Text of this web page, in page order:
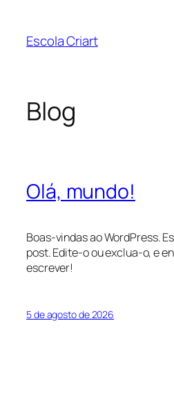
Escola Criart
Blog
Olá, mundo!
Boas-vindas ao WordPress.
post. Edite-o ou exclua-o, e
escrever!
5 de agosto de 2026